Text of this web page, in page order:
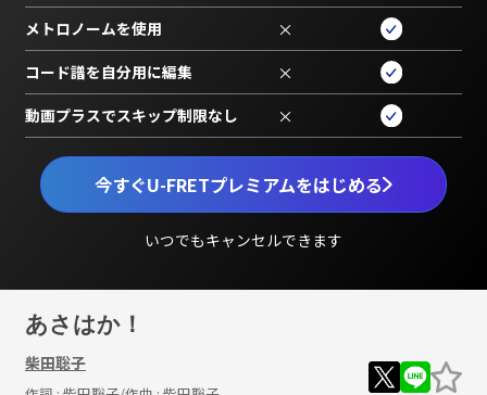
今すぐU-FRETプレミアムをはじめる
いつでもキャンセルできます
メトロノームを使用 ×
コード譜を自分用に編集 ×
動画プラスでスキップ制限なし ×
あさはか！
柴田聡子